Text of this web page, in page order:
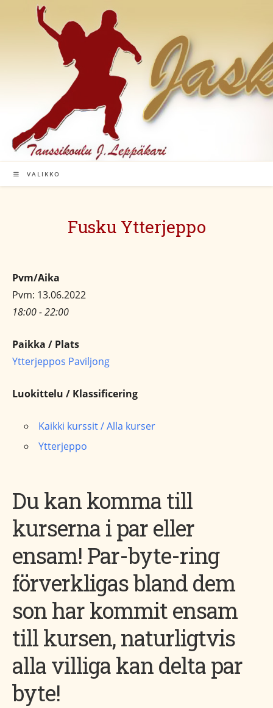
VALIKKO
Fusku Ytterjeppo
Pvm/Aika
Pvm: 13.06.2022
18:00 - 22:00
Paikka / Plats
Ytterjeppos Paviljong
Luokittelu / Klassificering
Kaikki kurssit / Alla kurser
Ytterjeppo
Du kan komma till
kurserna i par eller
ensam! Par-byte-ring
förverkligas bland dem
son har kommit ensam
till kursen, naturligtvis
alla villiga kan delta par
byte!